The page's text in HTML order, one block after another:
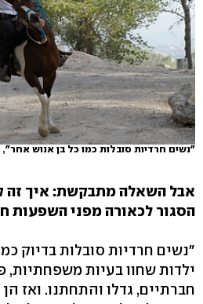
"נשים חרדיות סובלות כמו כל בן אנוש
אבל השאלה מתבקשת: איך זה
הסגור לכאורה מפני השפעות
"נשים חרדיות סובלות בדיוק
ילדות שחוו בעיות משפחתיות,
חברתיים, גדלו והתחתנו. ואז